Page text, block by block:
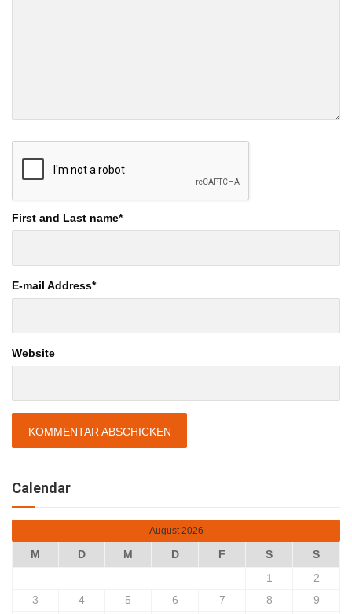
First and Last name*
E-mail Address*
Website
Calendar
August 2026
M D M D F S
S
1
2
3
4 5 6 7 8
9